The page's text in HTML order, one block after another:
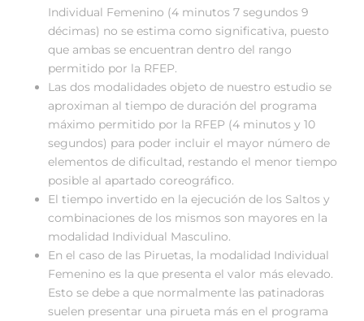
Individual Femenino (4 minutos 7 segundos 9
décimas) no se estima como significativa, puesto
que ambas se encuentran dentro del rango
permitido por la RFEP.
Las dos modalidades objeto de nuestro estudio se
aproximan al tiempo de duración del programa
máximo permitido por la RFEP (4 minutos y 10
segundos) para poder incluir el mayor número de
elementos de dificultad, restando el menor tiempo
posible al apartado coreográfico.
El tiempo invertido en la ejecución de los Saltos y
combinaciones de los mismos son mayores en la
modalidad Individual Masculino.
En el caso de las Piruetas, la modalidad Individual
Femenino es la que presenta el valor más elevado.
Esto se debe a que normalmente las patinadoras
suelen presentar una pirueta más en el programa